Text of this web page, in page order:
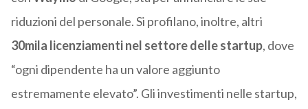
riduzioni del personale. Si profilano, inoltre, altri
30mila licenziamenti nel settore delle startup, dove
“ogni dipendente ha un valore aggiunto
estremamente elevato”. Gli investimenti nelle startup,